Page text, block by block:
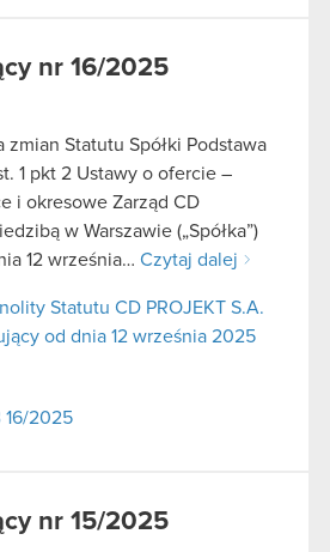
nr 16/2025
zmian Statutu Spółki Podstawa
1 pkt 2 Ustawy o ofercie –
i okresowe Zarząd CD
w Warszawie („Spółka”)
12 września… Czytaj dalej
Statutu CD PROJEKT S.A.
od dnia 12 września 2025
16/2025
nr 15/2025